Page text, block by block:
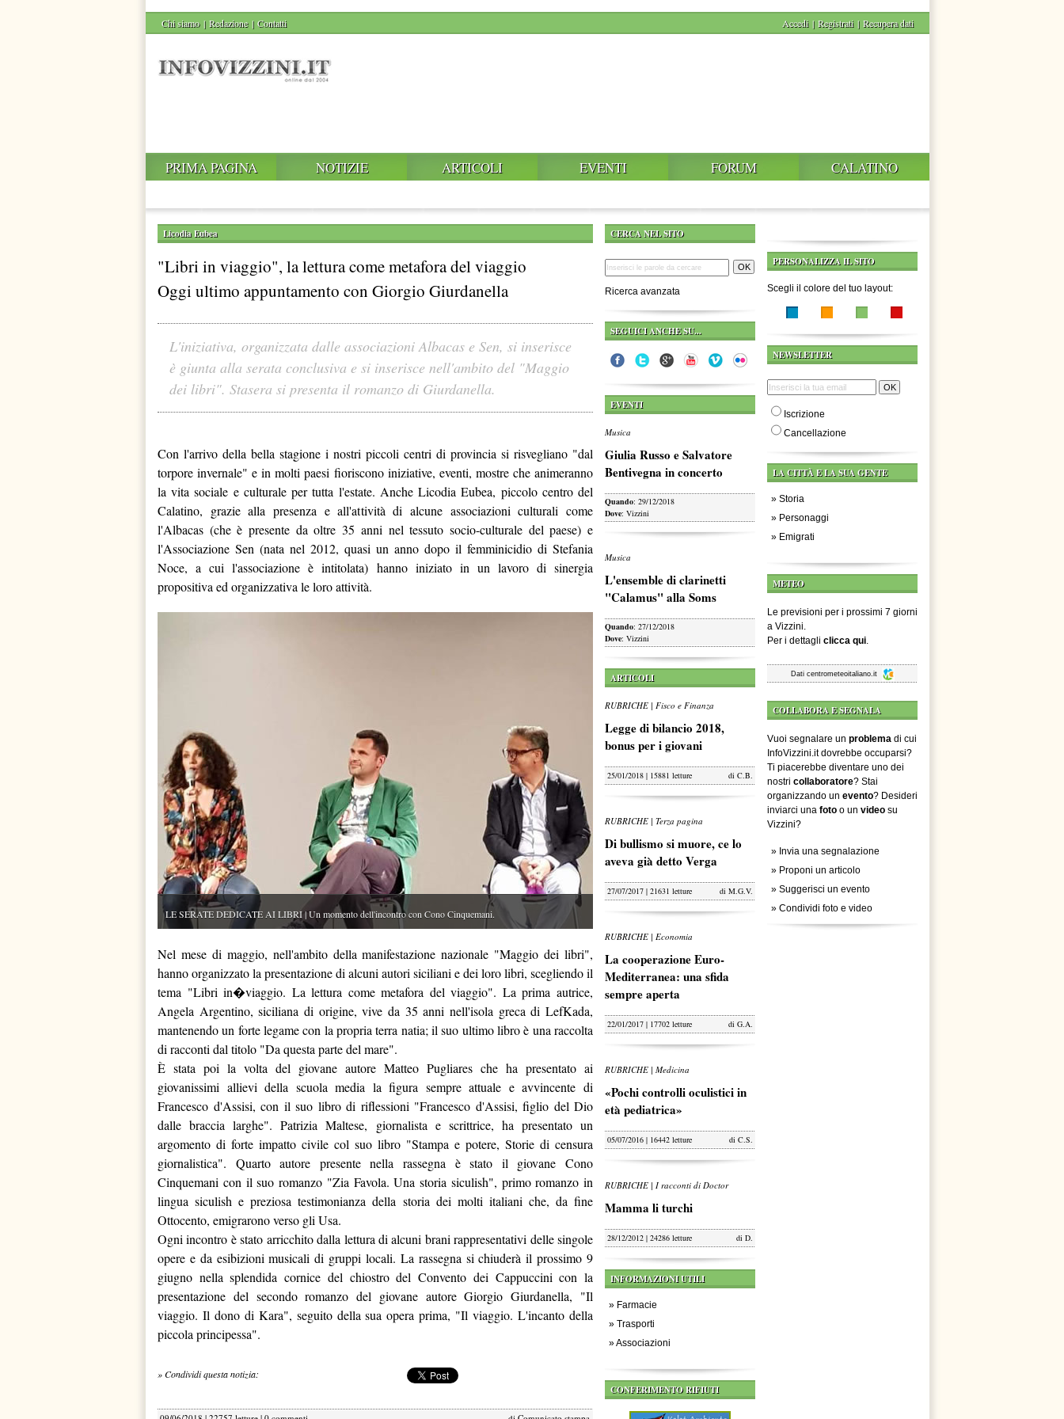
Chi siamo | Redazione | Contatti Accedi | Registrati | Recupera dati
PRIMA PAGINA NOTIZIE ARTICOLI EVENTI FORUM CALATINO
Licodia Eubea
"Libri in viaggio", la lettura come metafora del viaggio
Oggi ultimo appuntamento con Giorgio Giurdanella
L'iniziativa, organizzata dalle associazioni Albacas e Sen, si inserisce
è giunta alla serata conclusiva e si inserisce nell'ambito del "Maggio
dei libri". Stasera si presenta il romanzo di Giurdanella.
Con l'arrivo della bella stagione i nostri piccoli centri di provincia si risvegliano "dal
torpore invernale" e in molti paesi fioriscono iniziative, eventi, mostre che animeranno
la vita sociale e culturale per tutta l'estate. Anche Licodia Eubea, piccolo centro del
Calatino, grazie alla presenza e all'attività di alcune associazioni culturali come
l'Albacas (che è presente da oltre 35 anni nel tessuto socio-culturale del paese) e
l'Associazione Sen (nata nel 2012, quasi un anno dopo il femminicidio di Stefania
Noce, a cui l'associazione è intitolata) hanno iniziato in un lavoro di sinergia
propositiva ed organizzativa le loro attività.
LE SERATE DEDICATE AI LIBRI | Un momento dell'incontro con Cono Cinquemani.
Nel mese di maggio, nell'ambito della manifestazione nazionale "Maggio dei libri",
hanno organizzato la presentazione di alcuni autori siciliani e dei loro libri, scegliendo il
tema "Libri in�viaggio. La lettura come metafora del viaggio". La prima autrice,
Angela Argentino, siciliana di origine, vive da 35 anni nell'isola greca di LefKada,
mantenendo un forte legame con la propria terra natia; il suo ultimo libro è una raccolta
di racconti dal titolo "Da questa parte del mare".
È stata poi la volta del giovane autore Matteo Pugliares che ha presentato ai
giovanissimi allievi della scuola media la figura sempre attuale e avvincente di
Francesco d'Assisi, con il suo libro di riflessioni "Francesco d'Assisi, figlio del Dio
dalle braccia larghe". Patrizia Maltese, giornalista e scrittrice, ha presentato un
argomento di forte impatto civile col suo libro "Stampa e potere, Storie di censura
giornalistica". Quarto autore presente nella rassegna è stato il giovane Cono
Cinquemani con il suo romanzo "Zia Favola. Una storia siculish", primo romanzo in
lingua siculish e preziosa testimonianza della storia dei molti italiani che, da fine
Ottocento, emigrarono verso gli Usa.
Ogni incontro è stato arricchito dalla lettura di alcuni brani rappresentativi delle singole
opere e da esibizioni musicali di gruppi locali. La rassegna si chiuderà il prossimo 9
giugno nella splendida cornice del chiostro del Convento dei Cappuccini con la
presentazione del secondo romanzo del giovane autore Giorgio Giurdanella, "Il
viaggio. Il dono di Kara", seguito della sua opera prima, "Il viaggio. L'incanto della
piccola principessa".
» Condividi questa notizia:
CERCA NEL SITO
Ricerca avanzata
SEGUICI ANCHE SU...
EVENTI
Musica
Giulia Russo e Salvatore
Bentivegna in concerto
Quando: 29/12/2018
Dove: Vizzini
Musica
L'ensemble di clarinetti
"Calamus" alla Soms
Quando: 27/12/2018
Dove: Vizzini
ARTICOLI
RUBRICHE | Fisco e Finanza
Legge di bilancio 2018,
bonus per i giovani
25/01/2018 | 15881 letture di C.B.
RUBRICHE | Terza pagina
Di bullismo si muore, ce lo
aveva già detto Verga
27/07/2017 | 21631 letture di M.G.V.
RUBRICHE | Economia
La cooperazione Euro-
Mediterranea: una sfida
sempre aperta
22/01/2017 | 17702 letture di G.A.
RUBRICHE | Medicina
«Pochi controlli oculistici in
età pediatrica»
05/07/2016 | 16442 letture di C.S.
RUBRICHE | I racconti di Doctor
Mamma li turchi
28/12/2012 | 24286 letture di D.
INFORMAZIONI UTILI
» Farmacie
» Trasporti
»Associazioni
CONFERIMENTO RIFIUTI
PERSONALIZZA IL SITO
Scegli il colore del tuo layout:
NEWSLETTER
Iscrizione
Cancellazione
LA CITTÀ E LA SUA GENTE
» Storia
» Personaggi
» Emigrati
METEO
Le previsioni per i prossimi 7 giorni
a Vizzini.
Per i dettagli clicca qui.
Dati centrometeoitaliano.it
COLLABORA E SEGNALA
Vuoi segnalare un problema di cui
InfoVizzini.it dovrebbe occuparsi?
Ti piacerebbe diventare uno dei
nostri collaboratore? Stai
organizzando un evento? Desideri
inviarci una foto o un video su
Vizzini?
» Invia una segnalazione
» Proponi un articolo
» Suggerisci un evento
» Condividi foto e video